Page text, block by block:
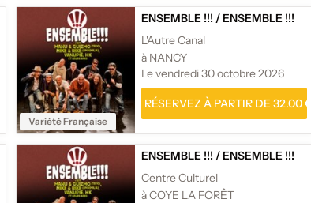
Variété Française
ENSEMBLE !!! /ENSEMBLE !!!
L'Autre Canal
à NANCY
Le vendredi 30 octobre 2026
RÉSERVEZ À PARTIR DE 32.00
ENSEMBLE !!! /ENSEMBLE !!!
Centre Culturel
à COYE LA FORÊT